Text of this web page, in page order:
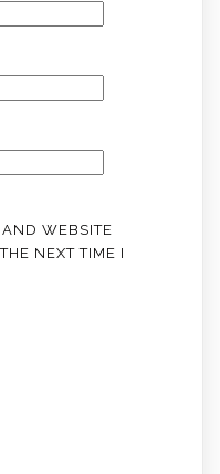
WEBSITE
NEXT TIME I